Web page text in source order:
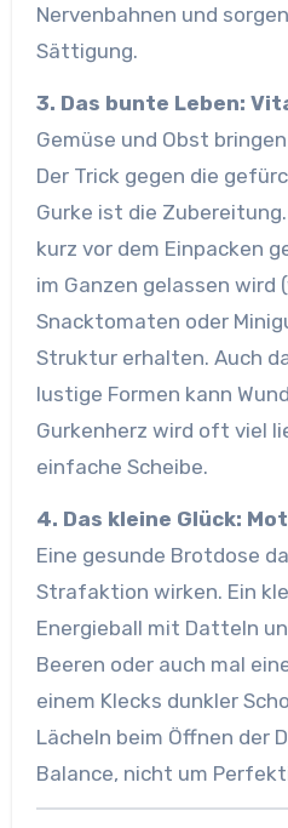
Nervenbahnen und
Sättigung.
3. Das bunte Leben:
Gemüse und Obst
Der Trick gegen die
Gurke ist die
kurz vor dem Einpacken
im Ganzen gelassen wird
Snacktomaten oder
Struktur erhalten. Auch
lustige Formen kann
Gurkenherz wird oft viel
einfache Scheibe.
4. Das kleine Glück:
Eine gesunde Brotdose
Strafaktion wirken. Ein
Energieball mit Datteln
Beeren oder auch mal
einem Klecks dunkler
Lächeln beim Öffnen der
Balance, nicht um